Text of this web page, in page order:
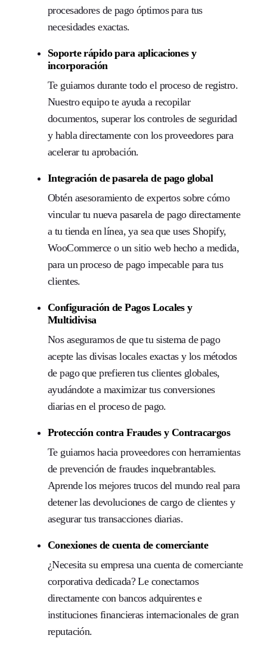
procesadores de pago óptimos para tus
necesidades exactas.
Soporte rápido para aplicaciones y
incorporación
Te guiamos durante todo el proceso de registro.
Nuestro equipo te ayuda a recopilar
documentos, superar los controles de seguridad
y habla directamente con los proveedores para
acelerar tu aprobación.
Integración de pasarela de pago global
Obtén asesoramiento de expertos sobre cómo
vincular tu nueva pasarela de pago directamente
a tu tienda en línea, ya sea que uses Shopify,
WooCommerce o un sitio web hecho a medida,
para un proceso de pago impecable para tus
clientes.
Configuración de Pagos Locales y
Multidivisa
Nos aseguramos de que tu sistema de pago
acepte las divisas locales exactas y los métodos
de pago que prefieren tus clientes globales,
ayudándote a maximizar tus conversiones
diarias en el proceso de pago.
Protección contra Fraudes y Contracargos
Te guiamos hacia proveedores con herramientas
de prevención de fraudes inquebrantables.
Aprende los mejores trucos del mundo real para
detener las devoluciones de cargo de clientes y
asegurar tus transacciones diarias.
Conexiones de cuenta de comerciante
¿Necesita su empresa una cuenta de comerciante
corporativa dedicada? Le conectamos
directamente con bancos adquirentes e
instituciones financieras internacionales de gran
reputación.